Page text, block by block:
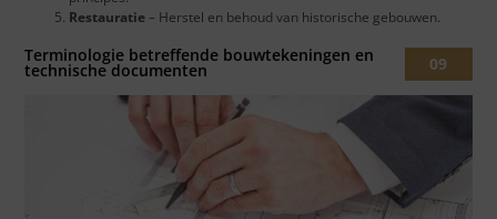
Restauratie– Herstel en behoud van historische gebouwen.
Terminologie betreffende bouwtekeningen en
technische documenten 09